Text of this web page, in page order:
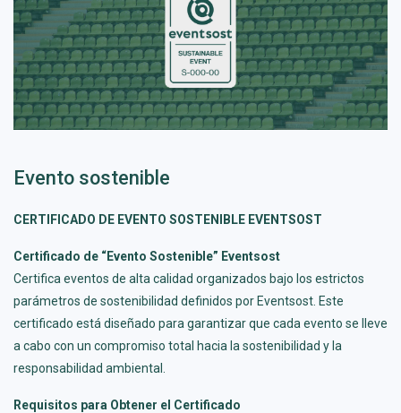
Evento sostenible
CERTIFICADO DE EVENTO SOSTENIBLE EVENTSOST
Certificado de “Evento Sostenible” Eventsost
Certifica eventos de alta calidad organizados bajo los estrictos
parámetros de sostenibilidad definidos por Eventsost. Este
certificado está diseñado para garantizar que cada evento se lleve
a cabo con un compromiso total hacia la sostenibilidad y la
responsabilidad ambiental.
Requisitos para Obtener el Certificado